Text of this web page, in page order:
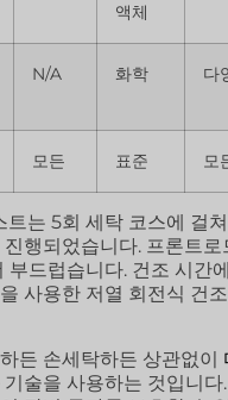
액체
N/A 화학 다
모든 표준 모
트는 5회 세탁 코스에 걸
행되었습니다. 프론트
부드럽습니다. 건조 시간
사용한 저열 회전식 건
든 손세탁하든 상관없이
술을 사용하는 것입니